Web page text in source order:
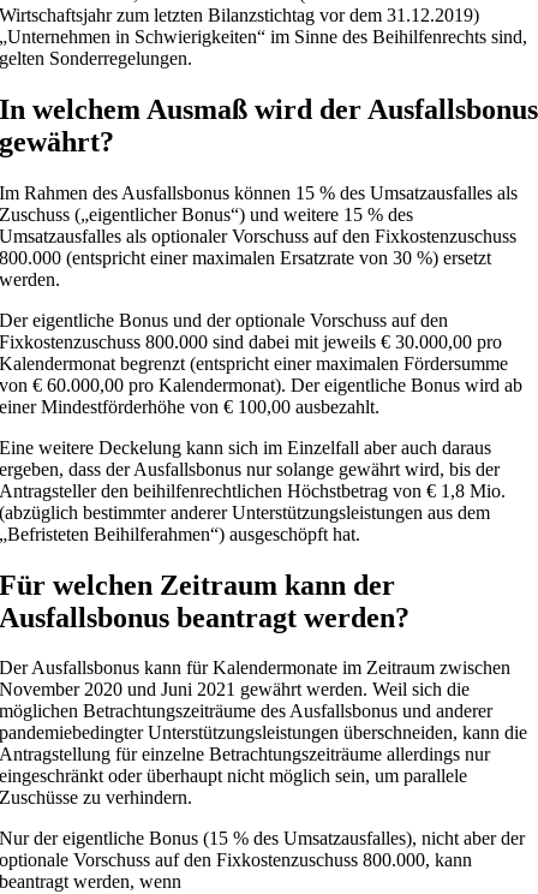
Wirtschaftsjahr zum letzten Bilanzstichtag vor dem 31.12.2019)
„Unternehmen in Schwierigkeiten“ im Sinne des Beihilfenrechts sind,
gelten Sonderregelungen.
In welchem Ausmaß wird der Ausfallsbonus
gewährt?
Im Rahmen des Ausfallsbonus können 15 % des Umsatzausfalles als
Zuschuss („eigentlicher Bonus“) und weitere 15 % des
Umsatzausfalles als optionaler Vorschuss auf den Fixkostenzuschuss
800.000 (entspricht einer maximalen Ersatzrate von 30 %) ersetzt
werden.
Der eigentliche Bonus und der optionale Vorschuss auf den
Fixkostenzuschuss 800.000 sind dabei mit jeweils € 30.000,00 pro
Kalendermonat begrenzt (entspricht einer maximalen Fördersumme
von € 60.000,00 pro Kalendermonat). Der eigentliche Bonus wird ab
einer Mindestförderhöhe von € 100,00 ausbezahlt.
Eine weitere Deckelung kann sich im Einzelfall aber auch daraus
ergeben, dass der Ausfallsbonus nur solange gewährt wird, bis der
Antragsteller den beihilfenrechtlichen Höchstbetrag von € 1,8 Mio.
(abzüglich bestimmter anderer Unterstützungsleistungen aus dem
„Befristeten Beihilferahmen“) ausgeschöpft hat.
Für welchen Zeitraum kann der
Ausfallsbonus beantragt werden?
Der Ausfallsbonus kann für Kalendermonate im Zeitraum zwischen
November 2020 und Juni 2021 gewährt werden. Weil sich die
möglichen Betrachtungszeiträume des Ausfallsbonus und anderer
pandemiebedingter Unterstützungsleistungen überschneiden, kann die
Antragstellung für einzelne Betrachtungszeiträume allerdings nur
eingeschränkt oder überhaupt nicht möglich sein, um parallele
Zuschüsse zu verhindern.
Nur der eigentliche Bonus (15 % des Umsatzausfalles), nicht aber der
optionale Vorschuss auf den Fixkostenzuschuss 800.000, kann
beantragt werden, wenn